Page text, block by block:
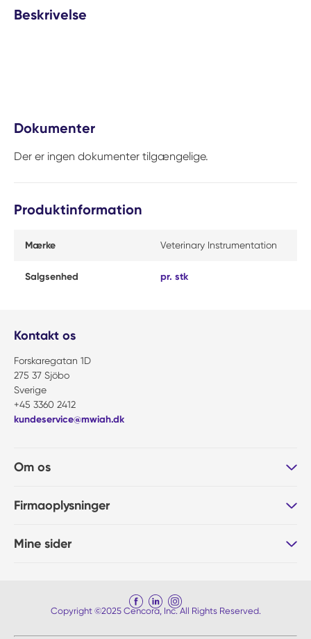
Beskrivelse
Dokumenter
Der er ingen dokumenter tilgængelige.
Produktinformation
Mærke Veterinary Instrumentation
Salgsenhed pr. stk
Kontakt os
Forskaregatan 1D
275 37 Sjöbo
Sverige
+45 3360 2412
kundeservice@mwiah.dk
Om os
Firmaoplysninger
Mine sider
Copyright ©2025 Cencora, Inc. All Rights Reserved.